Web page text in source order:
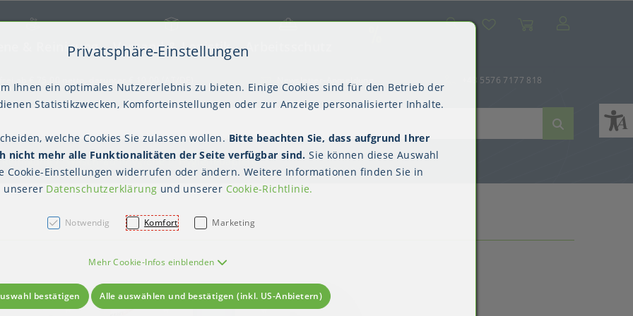
Tisch Gastroverpackungen Küchenbedarf Hygiene & Reinigung
& Reinigung
(PSA) Hygienepapiere Waschraumhygiene Kimberly-Clark™
Versand & Logistik
Palettensicherung Polstern & Kennzeichnen Versandverpackungen
Arbeitsschutz
Einweghauben Mundschutz Schutzkleidung Überschuhe
SucheWunschliste
+43 5576 7177 818
Reinigung Waschraumhygiene Hygienepapiere
Privatsphäre-Einstellungen
Ihnen ein optimales Nutzererlebnis zu bieten. Einige Cookies sind für den Betrieb der
Statistikzwecken, Komforteinstellungen oder zur Anzeige personalisierter Inhalte.
welche Cookies Sie zulassen wollen. Bitte beachten Sie, dass aufgrund Ihrer
nicht mehr alle Funktionalitäten der Seite verfügbar sind. Sie können diese Auswahl
Cookie-Einstellungen widerrufen oder ändern. Weitere Informationen finden Sie in
unserer Datenschutzerklärung und unserer Cookie-Richtlinie.
Notwendig Komfort Marketing
Mehr Cookie-Infos einblenden
bestätigen Alle auswählen und bestätigen (inkl. US-Anbietern)